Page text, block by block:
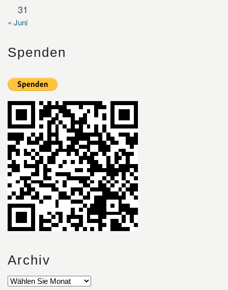
31
« Juni
Spenden
Archiv